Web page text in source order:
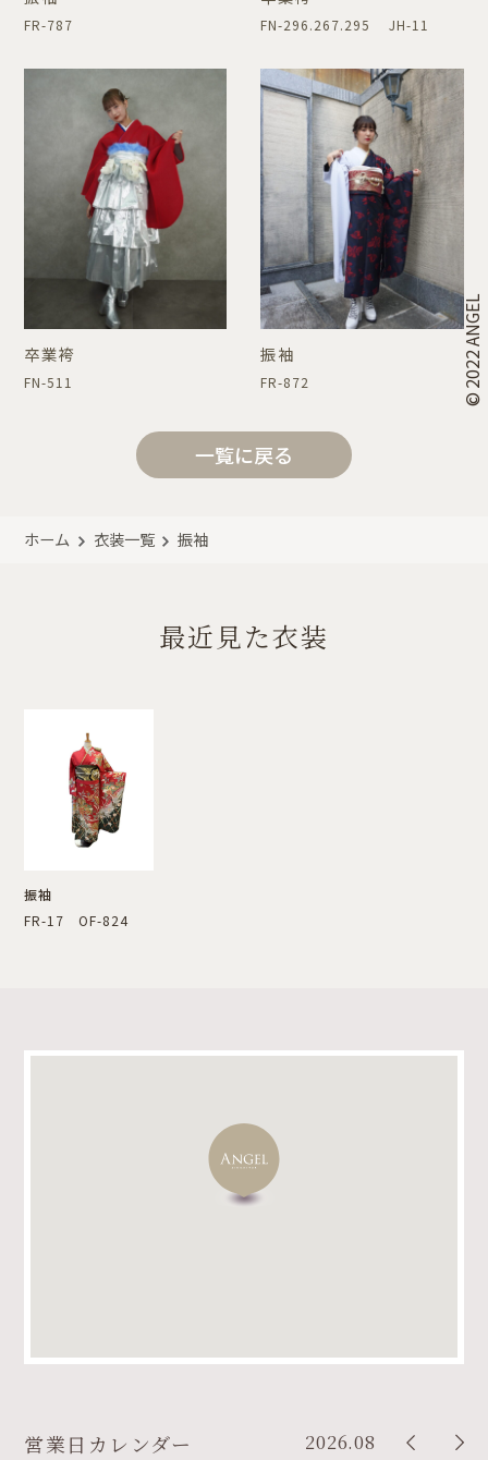
FR-787 FN-296.267.295 JH-11
卒業袴
FN-511
振袖
FR-872
一覧に戻る
ホーム 衣装一覧 振袖
最近見た衣装
振袖
FR-17 OF-824
© 2022 ANGEL
営業日カレンダー 2026.08